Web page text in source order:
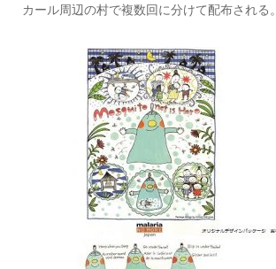
カール周辺の村で複数回に分けて配布される。